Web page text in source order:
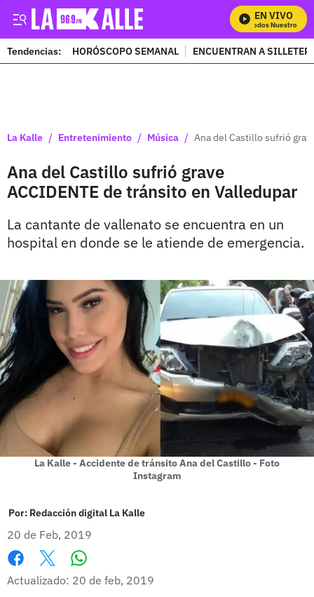
EN VIVO
Mira Todos Nuestros
Tendencias: HORÓSCOPO SEMANAL ENCUENTRAN A
La Kalle / Entretenimiento / Música / Ana del Castillo sufrió
Ana del Castillo sufrió grave
ACCIDENTE de tránsito en Valledupar
La cantante de vallenato se encuentra en un
hospital en donde se le atiende de emergencia.
La Kalle - Accidente de tránsito Ana del Castillo - Foto
Instagram
Por: Redacción digital La Kalle
20 de Feb, 2019
Facebook
X
Actualizado: 20 de feb, 2019